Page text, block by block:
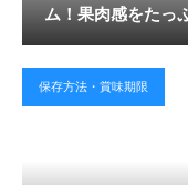
ム！果肉感をたっ
保存方法・賞味期限